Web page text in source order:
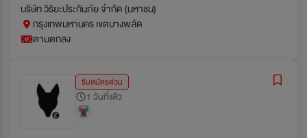
บริษัท วิริยะประกันภัย จำกัด (มหาชน)
กรุงเทพมหานคร เขตบางพลัด
ตามตกลง
รับสมัครด่วน
1 วันที่แล้ว